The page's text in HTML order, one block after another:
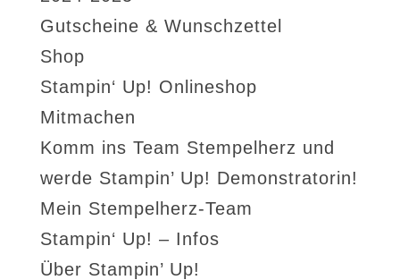
Gutscheine & Wunschzettel
Shop
Stampin‘ Up! Onlineshop
Mitmachen
Komm ins Team Stempelherz und
werde Stampin’ Up! Demonstratorin!
Mein Stempelherz-Team
Stampin‘ Up! – Infos
Über Stampin’ Up!